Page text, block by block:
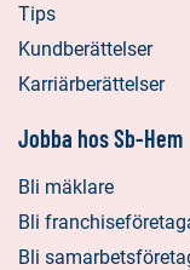
Tips
Kundberättelser
Karriärberättelser
Jobba hos Sb-Hem
Bli mäklare
Bli
Bli